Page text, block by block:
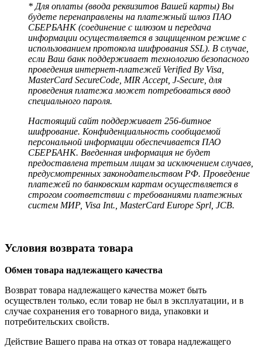
* Для оплаты (ввода реквизитов Вашей карты) Вы
будете перенаправлены на платежный шлюз ПАО
СБЕРБАНК (соединение с шлюзом и передача
информации осуществляется в защищенном режиме с
использованием протокола шифрования SSL). В случае,
если Ваш банк поддерживает технологию безопасного
проведения интернет-платежей Verified By Visa,
MasterCard SecureCode, MIR Accept, J-Secure, для
проведения платежа может потребоваться ввод
специального пароля.
Настоящий сайт поддерживает 256-битное
шифрование. Конфиденциальность сообщаемой
персональной информации обеспечивается ПАО
СБЕРБАНК. Введенная информация не будет
предоставлена третьим лицам за исключением случаев,
предусмотренных законодательством РФ. Проведение
платежей по банковским картам осуществляется в
строгом соответствии с требованиями платежных
систем МИР, Visa Int., MasterCard Europe Sprl, JCB.
Условия возврата товара
Обмен товара надлежащего качества
Возврат товара надлежащего качества может быть
осуществлен только, если товар не был в эксплуатации, и в
случае сохранения его товарного вида, упаковки и
потребительских свойств.
Действие Вашего права на отказ от товара надлежащего